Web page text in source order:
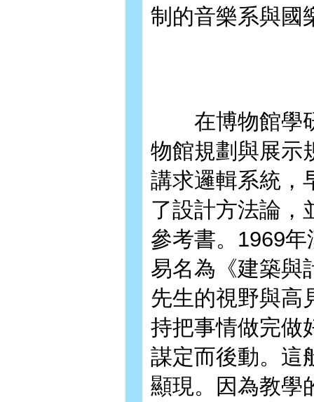
制的音樂系與國
在博物館學研
物館規劃與展示
講求邏輯系統，
了設計方法論，
參考書。1969
易名為《建築與
先生的視野與高
持把事情做完做
謀定而後動。這
顯現。因為教學